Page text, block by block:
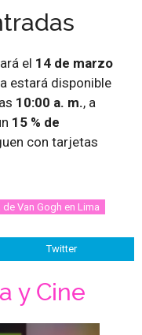
el 14 de marzo
estará disponible
10:00 a. m., a
15 % de
con tarjetas
de Van Gogh en Lima
Twitter
y Cine